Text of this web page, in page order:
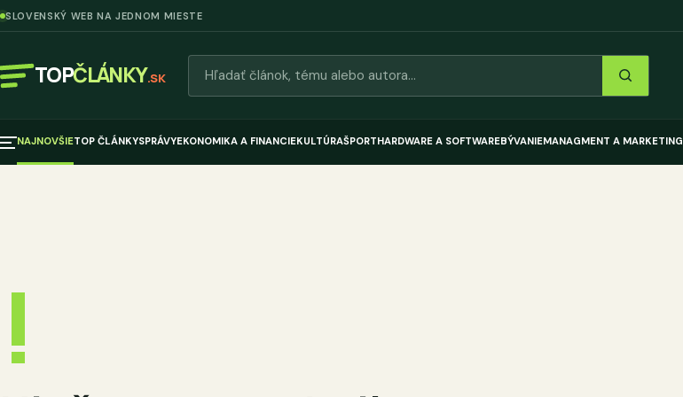
SLOVENSKÝ WEB NA JEDNOM MIESTE
TOPČLÁNKY.SK
NAJNOVŠIETOP ČLÁNKYSPRÁVYEKONOMIKA A FINANCIEKULTÚRAŠPORTHARDWARE A SOFTWAREBÝVANIEMANAGMENT A MARKETING
!